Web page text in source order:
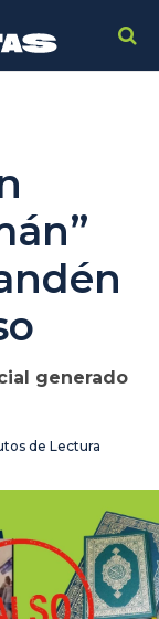
generado
de Lectura